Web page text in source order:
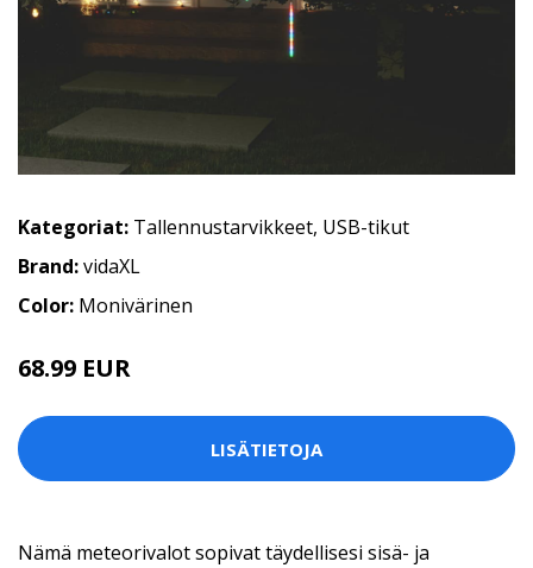
Kategoriat: Tallennustarvikkeet, USB-tikut
Brand:vidaXL
Color: Monivärinen
68.99 EUR
LISÄTIETOJA
Nämä meteorivalot sopivat täydellisesi sisä- ja